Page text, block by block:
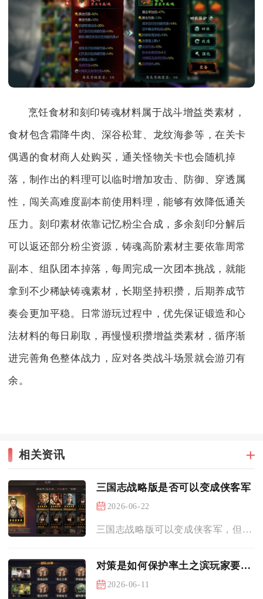
烹饪食材和刻印铸魂材料属于战斗增益类素材，
食材包含霜降牛肉、深谷松茸、龙纹海参等，在关卡
偶遇的食材商人处购买，通关怪物关卡也会随机掉
落，制作出的料理可以临时增加攻击、防御、穿透属
性，闯关高难度副本前使用料理，能够有效降低通关
压力。刻印素材依靠记忆粉尘合成，多余刻印分解后
可以返还部分粉尘资源，铸魂高阶素材主要依靠周常
副本、组队团本掉落，每周完成一次团本挑战，就能
拿到不少稀缺铸魂素材，长期坚持积攒，后期养成节
奏会更加平稳。日常游玩过程中，优先保证锻造和心
法材料的每日刷取，再慢慢积攒增益类素材，循序渐
进完善角色整体战力，应对各类战斗场景就会游刃有
余。
相关资讯
三国志战略版是否可以变成侠客军
2026-06-22
三国志战略版可以变成侠客军，但仅在特定赛季剧本开放，且转换不...
对策是如何保护率土之滨玩家要塞的
2026-06-11